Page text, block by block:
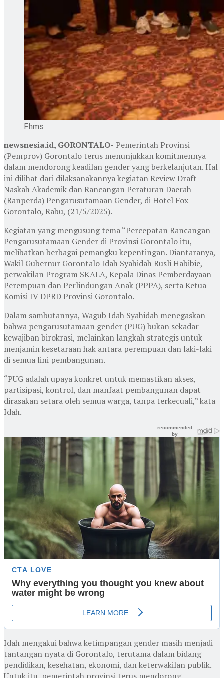
F.hms
newsnesia.id, GORONTALO- Pemerintah Provinsi
(Pemprov) Gorontalo terus menunjukkan komitmennya
dalam mendorong keadilan gender yang berkelanjutan. Hal
ini dilihat dari dilaksanakannya kegiatan Review Draft
Naskah Akademik dan Rancangan Peraturan Daerah
(Ranperda) Pengarusutamaan Gender, di Hotel Fox
Gorontalo, Rabu, (21/5/2025).
Kegiatan yang mengusung tema “Percepatan Rancangan
Pengarusutamaan Gender di Provinsi Gorontalo itu,
melibatkan berbagai pemangku kepentingan. Diantaranya,
Wakil Gubernur Gorontalo Idah Syahidah Rusli Habibie,
perwakilan Program SKALA, Kepala Dinas Pemberdayaan
Perempuan dan Perlindungan Anak (PPPA), serta Ketua
Komisi IV DPRD Provinsi Gorontalo.
Dalam sambutannya, Wagub Idah Syahidah menegaskan
bahwa pengarusutamaan gender (PUG) bukan sekadar
kewajiban birokrasi, melainkan langkah strategis untuk
menjamin kesetaraan hak antara perempuan dan laki-laki
di semua lini pembangunan.
“PUG adalah upaya konkret untuk memastikan akses,
partisipasi, kontrol, dan manfaat pembangunan dapat
dirasakan setara oleh semua warga, tanpa terkecuali,” kata
Idah.
Idah mengakui bahwa ketimpangan gender masih menjadi
tantangan nyata di Gorontalo, terutama dalam bidang
pendidikan, kesehatan, ekonomi, dan keterwakilan publik.